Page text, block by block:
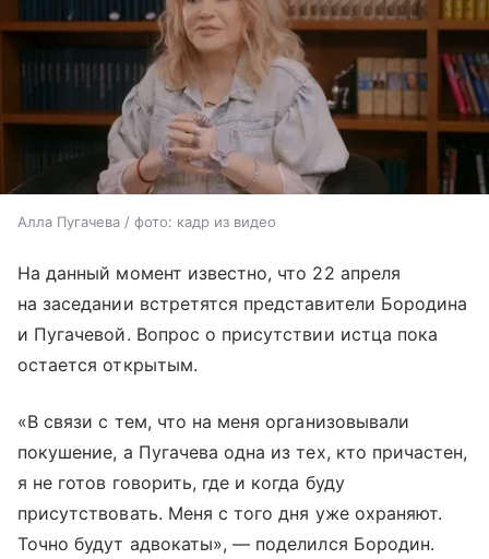
Алла Пугачева / фото: кадр из видео
На данный момент известно, что 22 апреля
на заседании встретятся представители Бородина
и Пугачевой. Вопрос о присутствии истца пока
остается открытым.
«В связи с тем, что на меня организовывали
покушение, а Пугачева одна из тех, кто причастен,
я не готов говорить, где и когда буду
присутствовать. Меня с того дня уже охраняют.
Точно будут адвокаты», — поделился Бородин.